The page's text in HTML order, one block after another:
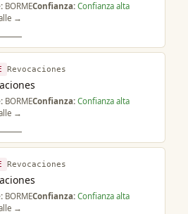
BORMEConfianza: Confianza alta
→
Revocaciones
BORMEConfianza: Confianza alta
→
Revocaciones
BORMEConfianza: Confianza alta
→